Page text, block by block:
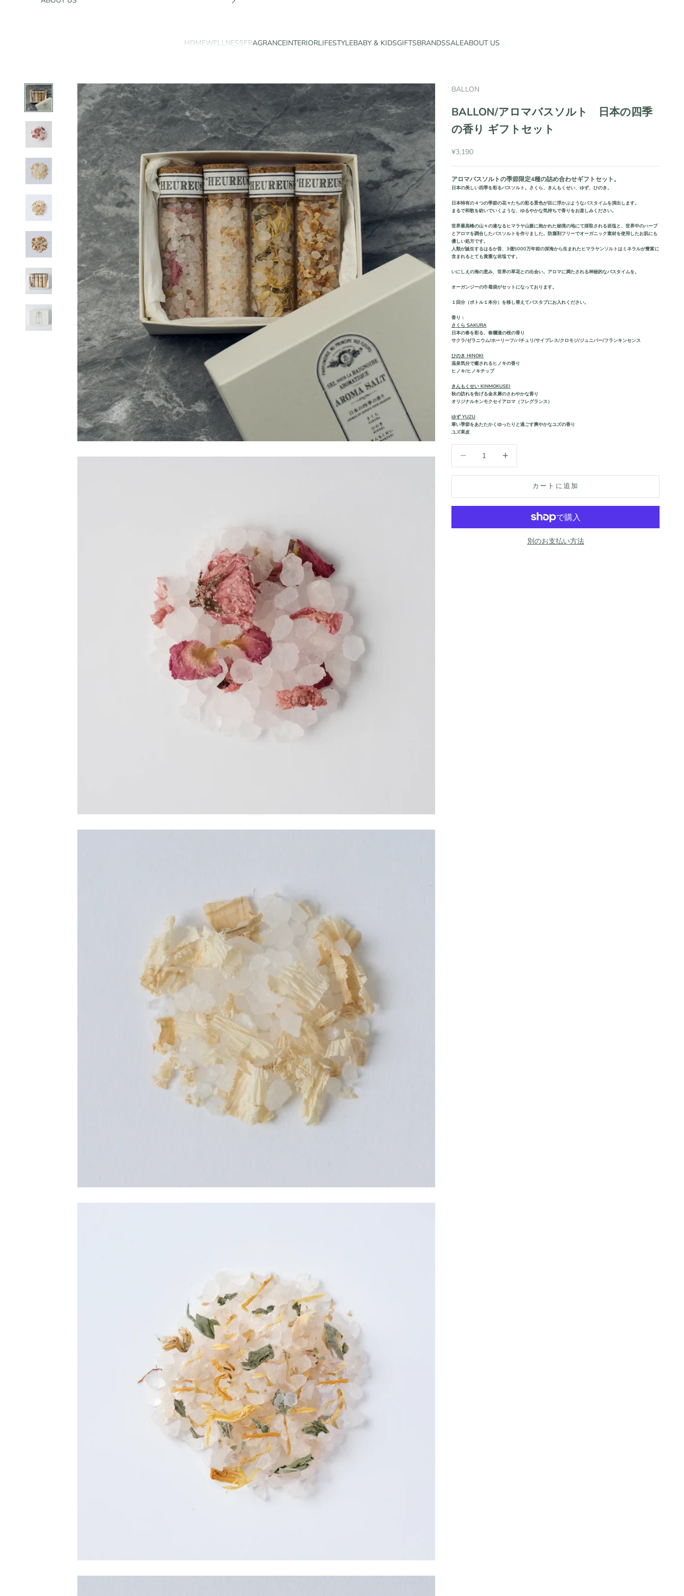
HOMEWELLNESSFRAGRANCEINTERIORLIFESTYLEBABY & KIDSGIFTSBRANDSSALEABOUT US
BALLON
BALLON/アロマバスソルト 日本の四季
の香り ギフトセット
セール価格
¥3,190
アロマバスソルトの季節限定4種の詰め合わせギフトセット。
日本の美しい四季を彩るバスソルト。さくら、きんもくせい、ゆず、ひのき。
日本特有の４つの季節の花々たちの彩る景色が目に浮かぶようなバスタイムを演出します。
まるで和歌を紡いでいくような、ゆるやかな気持ちで香りをお楽しみください。
世界最高峰の山々の連なるヒマラヤ山脈に抱かれた秘境の地にて採取される岩塩と、世界中のハーブ
とアロマを調合したバスソルトを作りました。防腐剤フリーでオーガニック素材を使用したお肌にも
優しい処方です。
人類が誕生するはるか昔、3億5000万年前の深海から生まれたヒマラヤンソルトはミネラルが豊富に
含まれるとても貴重な岩塩です。
いにしえの海の恵み、世界の草花との出会い。アロマに満たされる神秘的なバスタイムを。
オーガンジーの巾着袋がセットになっております。
１回分（ボトル１本分）を移し替えてバスタブにお入れください。
香り：
さくら SAKURA
日本の春を彩る、春爛漫の桜の香り
サクラ/ゼラニウム/ホーリーフ/パチュリ/サイプレス/クロモジ/ジュニパー/フランキンセンス
ひのき HINOKI
温泉気分で癒されるヒノキの香り
ヒノキ/ヒノキチップ
きんもくせい KINMOKUSEI
秋の訪れを告げる金木犀のさわやかな香り
オリジナルキンモクセイアロマ（フレグランス）
ゆず YUZU
寒い季節をあたたかくゆったりと過ごす爽やかなユズの香り
ユズ果皮
カートに追加
別のお支払い方法